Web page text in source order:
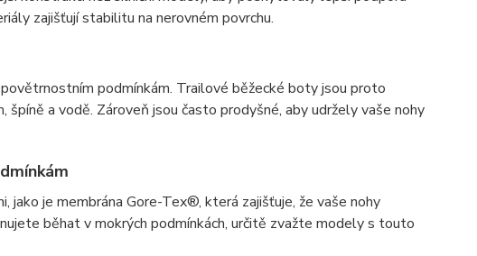
zajišťují stabilitu na nerovném povrchu.
podmínkám. Trailové běžecké boty jsou proto
a vodě. Zároveň jsou často prodyšné, aby udržely vaše nohy
je membrána Gore-Tex®, která zajišťuje, že vaše nohy
běhat v mokrých podmínkách, určitě zvažte modely s touto